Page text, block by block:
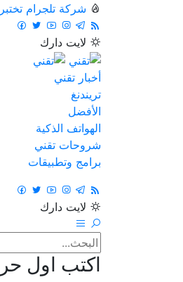
شركة تلجرام
لايت دارك
أخبار تقني
تريندنغ
الأفضل
الهواتف الذكية
شروحات تقني
برامج وتطبيقات
لايت دارك
اكتب اول